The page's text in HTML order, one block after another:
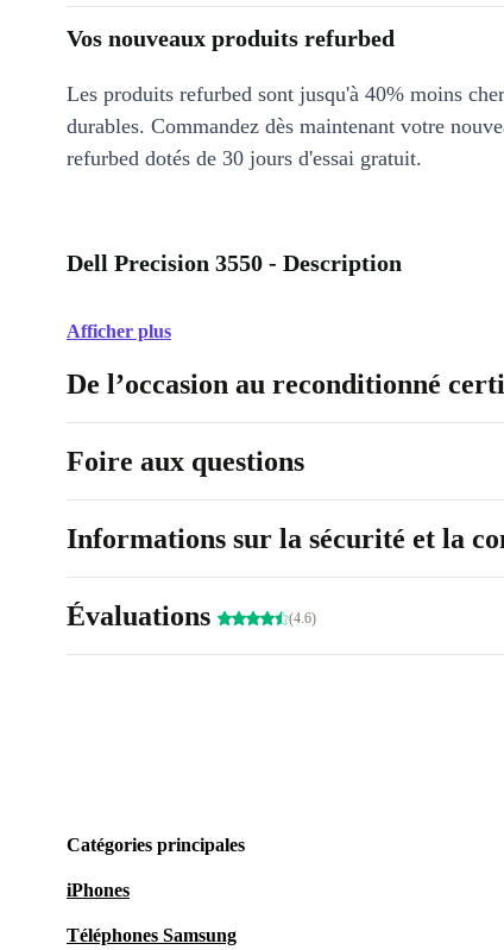
Vos nouveaux produits refurbed
Les produits refurbed sont jusqu'à 40% moins
durables. Commandez dès maintenant votre
refurbed dotés de 30 jours d'essai gratuit.
Dell Precision 3550 - Description
Afficher plus
De l’occasion au reconditionné
Foire aux questions
Informations sur la sécurité et la
Évaluations (4.6)
Catégories principales
iPhones
Téléphones Samsung